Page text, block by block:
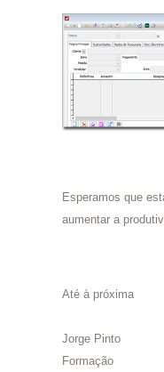
Esperamos que
aumentar a
Até à próxima
Jorge Pinto
Formação